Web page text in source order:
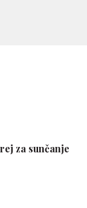
za sunčanje